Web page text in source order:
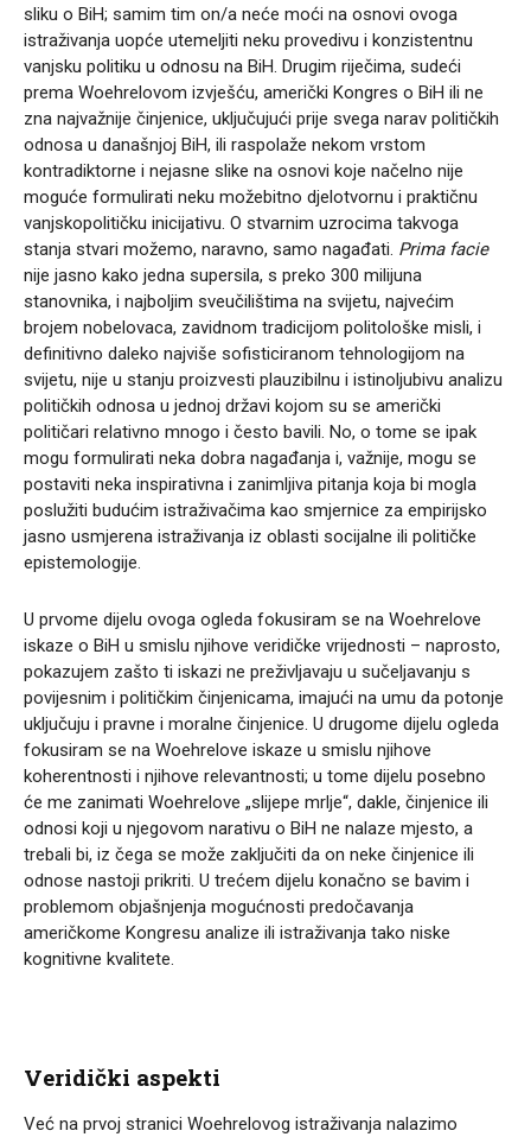
sliku o BiH; samim tim on/a neće moći na osnovi ovoga
istraživanja uopće utemeljiti neku provedivu i konzistentnu
vanjsku politiku u odnosu na BiH. Drugim riječima, sudeći
prema Woehrelovom izvješću, američki Kongres o BiH ili ne
zna najvažnije činjenice, uključujući prije svega narav političkih
odnosa u današnjoj BiH, ili raspolaže nekom vrstom
kontradiktorne i nejasne slike na osnovi koje načelno nije
moguće formulirati neku možebitno djelotvornu i praktičnu
vanjskopolitičku inicijativu. O stvarnim uzrocima takvoga
stanja stvari možemo, naravno, samo nagađati. Prima facie
nije jasno kako jedna supersila, s preko 300 milijuna
stanovnika, i najboljim sveučilištima na svijetu, najvećim
brojem nobelovaca, zavidnom tradicijom politološke misli, i
definitivno daleko najviše sofisticiranom tehnologijom na
svijetu, nije u stanju proizvesti plauzibilnu i istinoljubivu analizu
političkih odnosa u jednoj državi kojom su se američki
političari relativno mnogo i često bavili. No, o tome se ipak
mogu formulirati neka dobra nagađanja i, važnije, mogu se
postaviti neka inspirativna i zanimljiva pitanja koja bi mogla
poslužiti budućim istraživačima kao smjernice za empirijsko
jasno usmjerena istraživanja iz oblasti socijalne ili političke
epistemologije.
U prvome dijelu ovoga ogleda fokusiram se na Woehrelove
iskaze o BiH u smislu njihove veridičke vrijednosti – naprosto,
pokazujem zašto ti iskazi ne preživljavaju u sučeljavanju s
povijesnim i političkim činjenicama, imajući na umu da potonje
uključuju i pravne i moralne činjenice. U drugome dijelu ogleda
fokusiram se na Woehrelove iskaze u smislu njihove
koherentnosti i njihove relevantnosti; u tome dijelu posebno
će me zanimati Woehrelove „slijepe mrlje“, dakle, činjenice ili
odnosi koji u njegovom narativu o BiH ne nalaze mjesto, a
trebali bi, iz čega se može zaključiti da on neke činjenice ili
odnose nastoji prikriti. U trećem dijelu konačno se bavim i
problemom objašnjenja mogućnosti predočavanja
američkome Kongresu analize ili istraživanja tako niske
kognitivne kvalitete.
Veridički aspekti
Već na prvoj stranici Woehrelovog istraživanja nalazimo